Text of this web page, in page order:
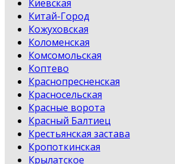
Киевская
Китай-Город
Кожуховская
Коломенская
Комсомольская
Коптево
Краснопресненская
Красносельская
Красные ворота
Красный Балтиец
Крестьянская застава
Кропоткинская
Крылатское